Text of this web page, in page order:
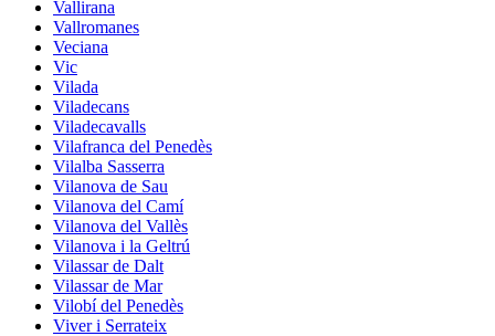
Vallirana
Vallromanes
Veciana
Vic
Vilada
Viladecans
Viladecavalls
Vilafranca del Penedès
Vilalba Sasserra
Vilanova de Sau
Vilanova del Camí
Vilanova del Vallès
Vilanova i la Geltrú
Vilassar de Dalt
Vilassar de Mar
Vilobí del Penedès
Viver i Serrateix